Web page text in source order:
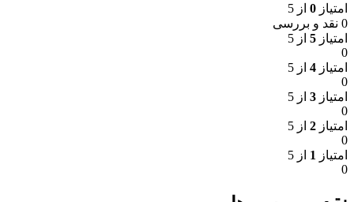
امتیاز 0 از 5
0 نقد و بررسی
امتیاز 5 از 5
0
امتیاز 4 از 5
0
امتیاز 3 از 5
0
امتیاز 2 از 5
0
امتیاز 1 از 5
0